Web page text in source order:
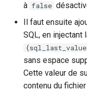
à false
Il faut ensuite
SQL, en
sans espace
Cette valeur de
contenu du fichier